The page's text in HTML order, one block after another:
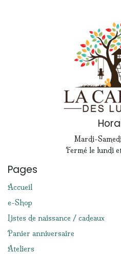
Mardi-
Fermé le lundi
Pages
Accueil
e-Shop
Listes de naissance / cadeaux
Panier anniversaire
Ateliers